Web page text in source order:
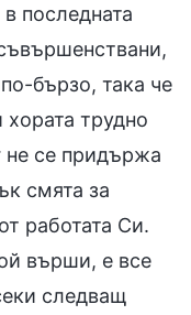
последната
бързо, така че
трудно
не се придържа
смята за
работата Си.
върши, е все
следващ